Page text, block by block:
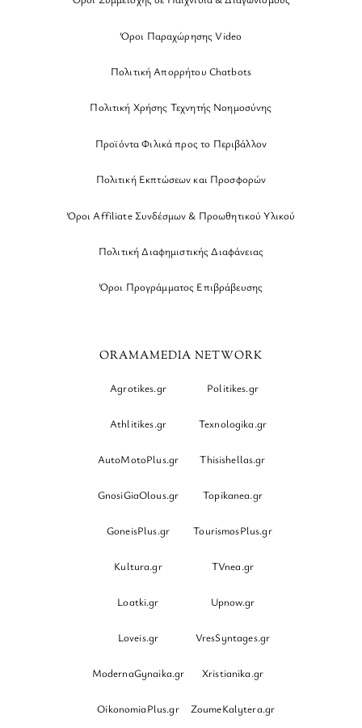
Όροι Παραχώρησης Video
Πολιτική Απορρήτου Chatbots
Πολιτική Χρήσης Τεχνητής Νοημοσύνης
Προϊόντα Φιλικά προς το Περιβάλλον
Πολιτική Εκπτώσεων και Προσφορών
Όροι Affiliate Συνδέσμων & Προωθητικού Υλικού
Πολιτική Διαφημιστικής Διαφάνειας
Όροι Προγράμματος Επιβράβευσης
ORAMAMEDIA NETWORK
Agrotikes.gr Politikes.gr
Athlitikes.gr Texnologika.gr
AutoMotoPlus.gr Thisishellas.gr
GnosiGiaOlous.gr Topikanea.gr
GoneisPlus.gr TourismosPlus.gr
Kultura.gr TVnea.gr
Loatki.gr Upnow.gr
Loveis.gr VresSyntages.gr
ModernaGynaika.gr Xristianika.gr
OikonomiaPlus.gr ZoumeKalytera.gr